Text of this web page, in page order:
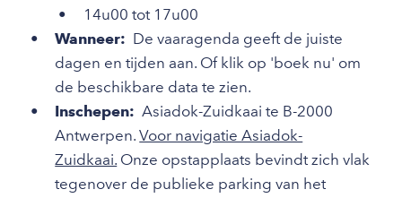
14u00 tot 17u00
Wanneer: De vaaragenda geeft de juiste
dagen en tijden aan. Of klik op 'boek nu' om
de beschikbare data te zien.
Inschepen: Asiadok-Zuidkaai te B-2000
Antwerpen.Voor navigatie Asiadok-
Zuidkaai. Onze opstapplaats bevindt zich vlak
tegenover de publieke parking van het